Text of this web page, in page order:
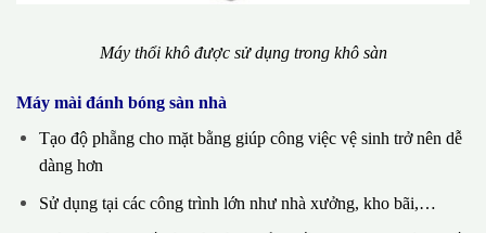
Máy thổi khô được sử dụng trong khô sàn
Máy mài đánh bóng sàn nhà
Tạo độ phẵng cho mặt bằng giúp công việc vệ sinh trở nên dễ
dàng hơn
Sử dụng tại các công trình lớn như nhà xưởng, kho bãi,…